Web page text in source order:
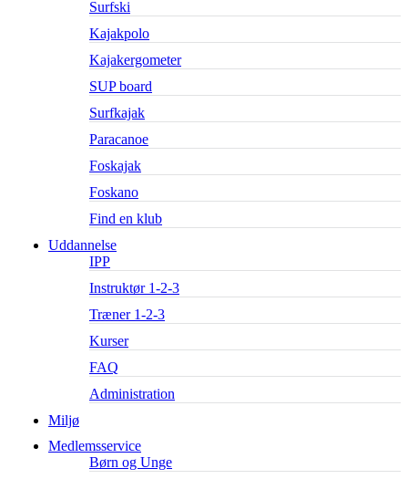
Surfski
Kajakpolo
Kajakergometer
SUP board
Surfkajak
Paracanoe
Foskajak
Foskano
Find en klub
Uddannelse
IPP
Instruktør 1-2-3
Træner 1-2-3
Kurser
FAQ
Administration
Miljø
Medlemsservice
Børn og Unge